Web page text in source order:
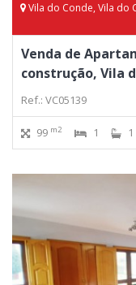
Vila do Conde, Vila do
Venda de
construção, Vila
Ref.: VC05139
99 m2 1 1